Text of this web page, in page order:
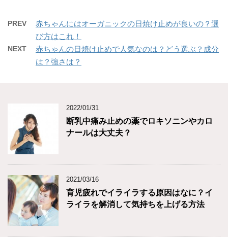
PREV
赤ちゃんにはオーガニックの日焼け止めが良いの？選
び方はこれ！
NEXT
赤ちゃんの日焼け止めで人気なのは？どう選ぶ？成分
は？強さは？
2022/01/31
断乳中痛み止めの薬でロキソニンやカロ
ナールは大丈夫？
2021/03/16
育児疲れでイライラする原因はなに？イ
ライラを解消して気持ちを上げる方法